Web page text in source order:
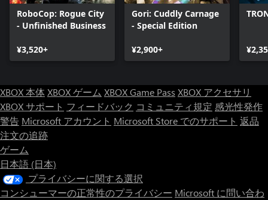
RoboCop: Rogue City
- Unfinished Business
¥3,520+
Gori: Cuddly Carnage
- Special Edition
¥2,900+
XBOX 本体XBOX ゲーム XBOX Game Pass XBOX アクセサリ
XBOX サポート フィードバック コミュニティ規定 感光性発作
警告 Microsoft アカウント Microsoft Store でのサポート 返品
注文の追跡
ゲーム
日本語 (日本)
プライバシーに関する選択
コンシューマーの正常性のプライバシー Microsoft に問い合わ